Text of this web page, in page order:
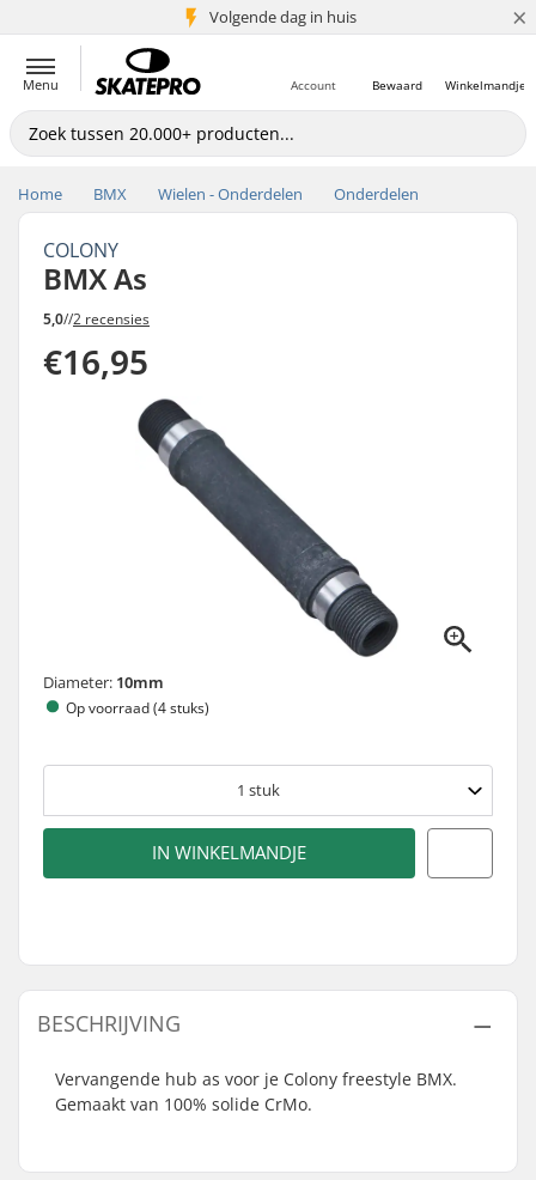
Volgende dag in huis
5+ mln. klanten ×
Menu Winkelmandje
Bewaard
Account
Home BMX Wielen - Onderdelen Onderdelen
COLONY
BMX As
5,0//2 recensies
€16,95
Diameter: 10mm
Op voorraad (4 stuks)
1 stuk
IN WINKELMANDJE
BESCHRIJVING
Vervangende hub as voor je Colony freestyle BMX.
Gemaakt van 100% solide CrMo.